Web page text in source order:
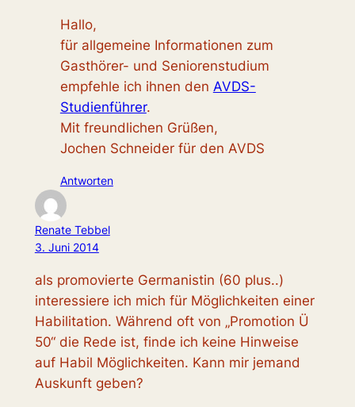
Hallo,
für allgemeine Informationen zum
Gasthörer- und Seniorenstudium
empfehle ich ihnen den AVDS-
Studienführer.
Mit freundlichen Grüßen,
Jochen Schneider für den AVDS
Antworten
Renate Tebbel
3. Juni 2014
als promovierte Germanistin (60 plus..)
interessiere ich mich für Möglichkeiten einer
Habilitation. Während oft von „Promotion Ü
50“ die Rede ist, finde ich keine Hinweise
auf Habil Möglichkeiten. Kann mir jemand
Auskunft geben?